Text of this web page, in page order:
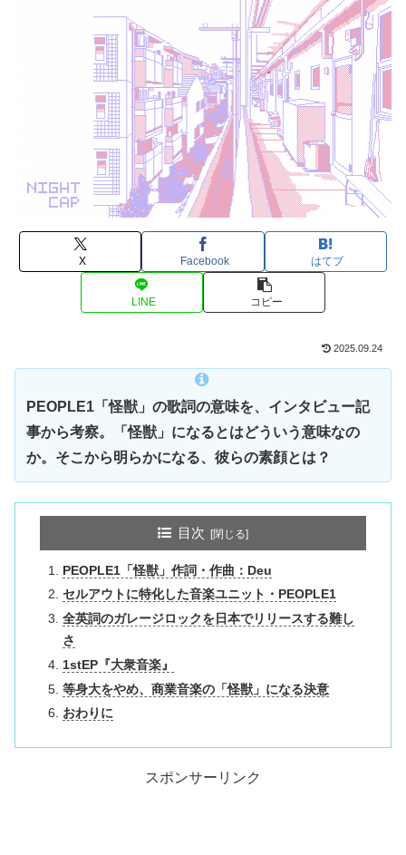
X Facebook はてブ
LINE コピー
2025.09.24
PEOPLE1「怪獣」の歌詞の意味を、インタビュー記
事から考察。「怪獣」になるとはどういう意味なの
か。そこから明らかになる、彼らの素顔とは？
目次
PEOPLE1「怪獣」作詞・作曲：Deu
セルアウトに特化した音楽ユニット・PEOPLE1
全英詞のガレージロックを日本でリリースする難し
さ
1stEP『大衆音楽』
等身大をやめ、商業音楽の「怪獣」になる決意
おわりに
スポンサーリンク